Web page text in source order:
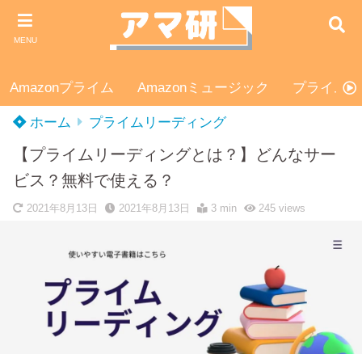
MENU
Amazonプライム Amazonミュージック プライム
ホーム プライムリーディング
【プライムリーディングとは？】どんなサー
ビス？無料で使える？
2021年8月13日 2021年8月13日 3 min 245views